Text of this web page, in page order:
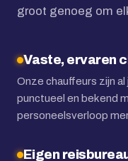
groot genoeg om
Vaste, ervaren
Onze chauffeurs zijn
punctueel en bekend
personeelsverloop
Eigen